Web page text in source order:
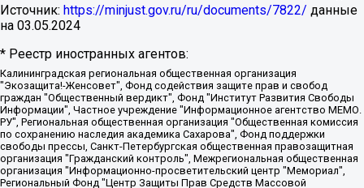
Источник: https://minjust.gov.ru/ru/documents/7822/ данные
на 03.05.2024
* Реестр иностранных агентов:
Калининградская региональная общественная организация "Экозащита!-Женсовет", Фонд содействия защите прав и свобод граждан "Общественный вердикт", Фонд "Институт Развития Свободы Информации", Частное учреждение "Информационное агентство МЕМО. РУ", Региональная общественная организация "Общественная комиссия по сохранению наследия академика Сахарова", Фонд поддержки свободы прессы, Санкт-Петербургская общественная правозащитная организация "Гражданский контроль", Межрегиональная общественная организация "Информационно-просветительский центр "Мемориал", Региональный Фонд "Центр Защиты Прав Средств Массовой Информации", с 05.12.2023 Фонд "Центр Защиты Прав Средств массовой информации", Региональная общественная благотворительная организация помощи беженцам и мигрантам "Гражданское содействие", Негосударственное образовательное учреждение дополнительного профессионального образования (повышение квалификации) специалистов "АКАДЕМИЯ ПО ПРАВАМ ЧЕЛОВЕКА", Свердловская региональная общественная организация "Сутяжник", Автономная некоммерческая организация "Центр независимых социологических исследований", Союз общественных объединений "Российский исследовательский центр по правам человека", Региональное общественное учреждение научно-информационный центр "МЕМОРИАЛ", Некоммерческая организация "Фонд защиты гласности", Автономная некоммерческая организация "Институт прав человека", Городская общественная организация "Екатеринбургское общество "МЕМОРИАЛ", Городская общественная организация "Рязанское историко-просветительское и правозащитное общество "Мемориал" (Рязанский Мемориал), Челябинский региональный орган общественной самодеятельности – женское общественное объединение "Женщины Евразии", Челябинский региональный орган общественной самодеятельности "Уральская правозащитная группа", Фонд содействия защите здоровья и социальной справедливости имени Андрея Рылькова, Автономная Некоммерческая Организация "Аналитический Центр Юрия Левады", Автономная некоммерческая организация социальной поддержки населения "Проект Апрель", Региональная общественная организация помощи женщинам и детям, находящимся в кризисной ситуации "Информационно-методический центр "Анна", Фонд содействия развитию массовых коммуникаций и правовому просвещению "Так-так-Так", Фонд содействия устойчивому развитию "Серебряная тайга", Свердловский региональный общественный фонд социальных проектов "Новое время", "Idel.Реалии", Кавказ.Реалии, Крым.Реалии, Телеканал Настоящее Время, Татаро-башкирская служба Радио Свобода (Azatliq Radiosi), Радио Свободная Европа/Радио Свобода (PCE/PC), "Сибирь.Реалии", "Фактограф", Благотворительный фонд помощи осужденным и их семьям, Автономная некоммерческая организация "Институт глобализации и социальных движений", Фонд "В защиту прав заключенных", Частное учреждение "Центр поддержки и содействия развитию средств массовой информации", Пензенский региональный общественный благотворительный фонд "Гражданский союз", "Север.Реалии", Некоммерческая организация Фонд "Правовая инициатива", Общество с ограниченной ответственностью "Радио Свободная Европа/Радио Свобода", Чешское информационное агентство "MEDIUM-ORIENT", Красноярская региональная общественная организация "Мы против СПИДа", Камалягин Денис Николаевич, Маркелов Сергей Евгеньевич, Пономарев Лев Александрович, Савицкая Людмила Алексеевна, Автономная некоммерческая организация "Центр по работе с проблемой насилия "НАСИЛИЮ.НЕТ", Межрегиональный профессиональный союз работников здравоохранения "Альянс врачей", Юридическое лицо, зарегистрированное в Латвийской Республике, SIA "Medusa Project" (регистрационный номер 40103797863, дата регистрации 10.06.2014), Некоммерческая организация "Фонд по борьбе с коррупцией", Автономная некоммерческая организация "Институт права и публичной политики", Баданин Роман Сергеевич, Гликин Максим Александрович, Железнова Мария Михайловна, Лукьянова Юлия Сергеевна, Маетная Елизавета Витальевна, Маняхин Петр Борисович, Чуракова Ольга Владимировна, Ярош Юлия Петровна, Юридическое лицо "The Insider SIA", зарегистрированное в Риге, Латвийская Республика (дата регистрации 26.06.2015), являющееся администратором доменного имени интернет-издания "The Insider SIA", https://theins.ru, Постернак Алексей Евгеньевич, Рубин Михаил Аркадьевич, Анин Роман Александрович, Юридическое лицо Istories fonds, зарегистрированное в Латвийской Республике (регистрационный номер 50008295751, дата регистрации 24.02.2020), Великовский Дмитрий Александрович, Долинина Ирина Николаевна, Мароховская Алеся Алексеевна, Шлейнов Роман Юрьевич, Шмагун Олеся Валентиновна, Общество с ограниченной ответственностью "Альтаир 2021", Общество с ограниченной ответственностью "Вега 2021", Общество с ограниченной ответственностью "Главный редактор 2021", Общество с ограниченной ответственностью "Ромашки монолит", Важенков Артем Валерьевич, Ивановская областная общественная организация "Центр гендерных исследований", Гурман Юрий Альбертович, Медиапроект "ОВД-Инфо", Егоров Владимир Владимирович, Жилинский Владимир Александрович, Общество с ограниченной ответственностью "ЗП", Иванова София Юрьевна, Карезина Инна Павловна, Кильтау Екатерина Викторовна, Петров Алексей Викторович, Пискунов Сергей Евгеньевич, Смирнов Сергей Сергеевич, Тихонов Михаил Сергеевич, Общество с ограниченной ответственностью "ЖУРНАЛИСТ-ИНОСТРАННЫЙ АГЕНТ", Арапова Галина Юрьевна, Вольтская Татьяна Анатольевна, Американская компания "Mason G.E.S. Anonymous Foundation" (США), являющаяся владельцем интернет-издания https://mnews.world/, Компания "Stichting Bellingcat", зарегистрированная в Нидерландах (дата регистрации 11.07.2018), Захаров Андрей Вячеславович, Клепиковская Екатерина Дмитриевна, Общество с ограниченной ответственностью "МЕМО", Перл Роман Александрович, Симонов Евгений Алексеевич, Соловьева Елена Анатольевна, Сотников Даниил Владимирович, Сурначева Елизавета Дмитриевна, Автономная некоммерческая организация по защите прав человека и информированию населения "Якутия – Наше Мнение", Общество с ограниченной ответственностью "Москоу диджитал медиа", с 26.01.2023 Общество с ограниченной ответственностью "Чайка Белые сады", Ветошкина Валерия Валерьевна, Заговора Максим Александрович, Межрегиональное общественное движение "Российская ЛГБТ - сеть", Оленичев Максим Владимирович, Павлов Иван Юрьевич, Скворцова Елена Сергеевна, Общество с ограниченной ответственностью "Как бы инагент", Кочетков Игорь Викторович, Общество с ограниченной ответственностью "Честные выборы", Еланчик Олег Александрович, Общество с ограниченной ответственностью "Нобелевский призыв", Гималова Регина Эмилевна, Григорьев Андрей Валерьевич, Григорьева Алина Александровна, Ассоциация по содействию защите прав призывников, альтернативнослужащих и военнослужащих "Правозащитная группа "Гражданин.Армия.Право", Хисамова Регина Фаритовна, Автономная некоммерческая организация по реализации социально-правовых программ "Лилит", Дальневосточное общественное движение "Маяк", Санкт-Петербургская ЛГБТ-инициативная группа "Выход", Инициативная группа ЛГБТ+ "Реверс", Алексеев Андрей Викторович, Бекбулатова Таисия Львовна, Беляев Иван Михайлович, Владыкина Елена Сергеевна, Гельман Марат Александрович, Никульшина Вероника Юрьевна, Толоконникова Надежда Андреевна, Шендерович Виктор Анатольевич, Общество с ограниченной ответственностью "Данное сообщение", Общество с ограниченной ответственностью Издательский дом "Новая глава", Айнбиндер Александра Александровна, Московский комьюнити-центр для ЛГБТ+инициатив, Благотворительный фонд развития филантропии, Deutsche Welle (Германия, Kurt-Schumacher-Strasse 3, 53113 Bonn), Борзунова Мария Михайловна, Воробьев Виктор Викторович, Голубева Анна Львовна, Константинова Алла Михайловна, Малкова Ирина Владимировна, Мурадов Мурад Абдулгалимович, Осетинская Елизавета Николаевна, Понасенков Евгений Николаевич, Ганапольский Матвей Юрьевич, Киселев Евгений Алексеевич, Борухович Ирина Григорьевна, Дремин Иван Тимофеевич, Дубровский Дмитрий Викторович, Красноярская региональная общественная организация поддержки и развития альтернативных образовательных технологий и межкультурных коммуникаций "ИНТЕРРА", Маяковская Екатерина Алексеевна, Фейгин Марк Захарович, Филимонов Андрей Викторович, Дзугкоева Регина Николаевна, Доброхотов Роман Александрович, Дудь Юрий Александрович, Елкин Сергей Владимирович, Кругликов Кирилл Игоревич, Сабунаева Мария Леонидовна, Семенов Алексей Владимирович, Шаинян Карен Багратович, Шульман Екатерина Михайловна, Асафьев Артур Валерьевич, Вахштайн Виктор Семенович, Венедиктов Алексей Алексеевич, Лушникова Екатерина Евгеньевна, Волков Леонид Михайлович, Невзоров Александр Глебович, Пархоменко Сергей Борисович, Сироткин Ярослав Николаевич, Кара-Мурза Владимир Владимирович, Баранова Наталья Владимировна, Гозман Леонид Яковлевич, Кагарлицкий Борис Юльевич, Климарев Михаил Валерьевич, Милов Владимир Станиславович, Автономная некоммерческая организация Краснодарский центр современного искусства "Типография", Моргенштерн Алишер Тагирович, Соболь Любовь Эдуардовна, Общество с ограниченной ответственностью "ЛИЗА НОРМ", Каспаров Гарри Кимович, Ходорковский Михаил Борисович, Общество с ограниченной ответственностью "Апрельские тезисы", Данилович Ирина Брониславовна, Кашин Олег Владимирович, Петров Николай Владимирович, Пивоваров Алексей Владимирович, Соколов Михаил Владимирович, Цветкова Юлия Владимировна, Чичваркин Евгений Александрович, Комитет против пыток/Команда против пыток, Общество с ограниченной ответственностью "Первый научный", Общество с ограниченной ответственностью "Вертолет и ко", Белоцерковская Вероника Борисовна, Кац Максим Евгеньевич, Лазарева Татьяна Юрьевна, Шаведдинов Руслан Табризович, Яшин Илья Валерьевич, Общество с ограниченной ответственностью "Иноагент ААВ", Алешковский Дмитрий Петрович, Альбац Евгения Марковна, Быков Дмитрий Львович, Галямина Юлия Евгеньевна, Лойко Сергей Леонидович, Мартынов Кирилл Константинович, Медведев Сергей Александрович, Крашенинников Федор Геннадиевич, Гордеева Катерина Вл